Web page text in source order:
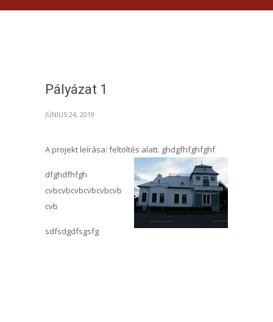
Pályázat 1
JÚNIUS 24, 2019
A projekt leírása: feltöltés alatt. ghdgfhfghfghf
dfghdfhfgh
cvbcvbcvbcvbcvbcvb
cvb
sdfsdgdfsgsfg